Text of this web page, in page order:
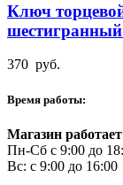
Ключ
370 руб.
Время работы:
Магазин
Пн-Сб с 9:00 до
Вс: с 9:00 до 16:00